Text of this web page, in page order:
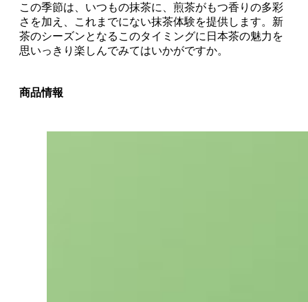
この季節は、いつもの抹茶に、煎茶がもつ香りの多彩
さを加え、これまでにない抹茶体験を提供します。新
茶のシーズンとなるこのタイミングに日本茶の魅力を
思いっきり楽しんでみてはいかがですか。
商品情報